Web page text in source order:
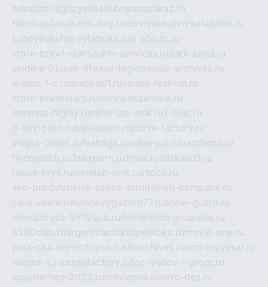
seksuzb.ruguzywia4kuhnyanazakaz.ru
fabrikaofabrikaokuhny.rukuhnyaekuhnyaafabrika.ru
kuhnyaykuhnyayfabrika.rue-abis1c.ru
store-brawl-stars.rukts-services.rudark-sand.ru
sindika-01.rusp-life.rux-legion.rusib-archives.ru
e-abis-1-c.rusindika01.ruvenda-festival.ru
store-brawlstars.rudooraleksandria.ru
antenna-highly.ru mine-lab-msk.ru1-mus.ru
3-sex-porn.ruban-damn.rupurse-factory.ru
viagra-tablet.rufasbags.ruadler-jun.rubandamn.ru
fincontech.ru3sexporn.ru1mus.rudarksand.ru
rebus-toys.ru minelab-msk.ru rtdco.ru
seo-prodvizhenie-sajtov-stroitelnyh-kompanij.ru
card-voice.ru rulonnyygazon177.rusnow-guard.ru
domizbrusa-9x12spb.rudemaholding.ruaalse.ru
a380club.ruargentinamia.ruperkoka.ru movie-one.ru
perk-oka.rug-octopus.rusibarchives.ruandreislyusar.ru
naruto-x.rupursefactory.rutor-lyubov-i-grom.ru
spayderhed-2022.ru movieone.ruevro-dez.ru